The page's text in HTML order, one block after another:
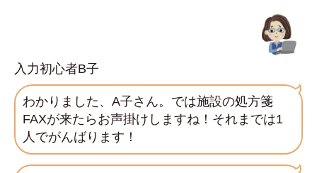
入力初心者B子
わかりました、A子さん。では施設の処方箋
FAXが来たらお声掛けしますね！それまでは1
人でがんばります！